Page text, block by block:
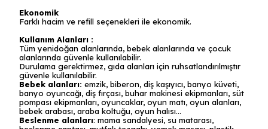
Ekonomik
Farklı hacim ve refill seçenekleri ile ekonomik.
Kullanım Alanları :
Tüm yenidoğan alanlarında, bebek alanlarında ve çocuk
alanlarında güvenle kullanılabilir.
Durulama gerektirmez, gıda alanları için ruhsatlandırılmıştır
güvenle kullanılabilir.
Bebek alanları: emzik, biberon, diş kaşıyıcı, banyo küveti,
banyo oyuncağı, diş fırçası, buhar makinesi ekipmanları, süt
pompası ekipmanları, oyuncaklar, oyun matı, oyun alanları,
bebek arabası, araba koltuğu, oyun halısı…
Beslenme alanları: mama sandalyesi, su matarası,